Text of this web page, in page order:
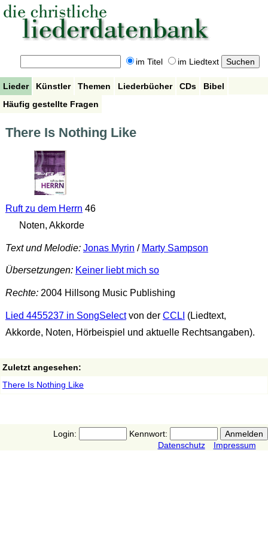
im Titel im Liedtext
Lieder Künstler Themen Liederbücher CDs
Bibel
Häufig gestellte Fragen
There Is Nothing Like
Ruft zu dem Herrn 46
Noten, Akkorde
Text und Melodie: Jonas Myrin / Marty Sampson
Übersetzungen: Keiner liebt mich so
Rechte:2004 Hillsong Music Publishing
Lied 4455237 in SongSelectvon der CCLI (Liedtext,
Akkorde, Noten, Hörbeispiel und aktuelle Rechtsangaben).
Zuletzt angesehen:
There Is Nothing Like
Login:
Kennwort:
Datenschutz
Impressum